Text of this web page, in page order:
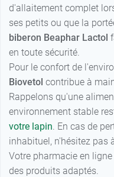
d'allaitement complet
ses petits ou que la
biberon Beaphar Lactol
en toute sécurité.
Pour le confort de
Biovetol contribue à
Rappelons qu'une
environnement stable
votre lapin . En cas de
inhabituel, n'hésitez pas
Votre pharmacie en
des produits adaptés.